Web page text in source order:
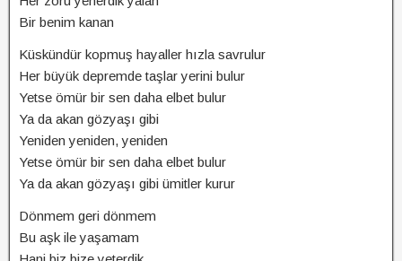
Bir benim kanan
Küskündür kopmuş hayaller hızla savrulur
Her büyük depremde taşlar yerini bulur
Yetse ömür bir sen daha elbet bulur
Ya da akan gözyaşı gibi
Yeniden yeniden, yeniden
Yetse ömür bir sen daha elbet bulur
Ya da akan gözyaşı gibi ümitler kurur
Dönmem geri dönmem
Bu aşk ile yaşamam